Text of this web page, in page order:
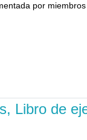
por
Libro de